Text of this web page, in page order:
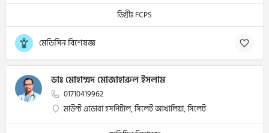
ডিগ্রীঃ FCPS
মেডিসিন বিশেষজ্ঞ
ডাঃ মোহাম্মদ মোজাহারুল ইসলাম
01710419962
মাউন্ট এডোরা হসপিটাল, সিলেট আখালিয়া, সিলেট